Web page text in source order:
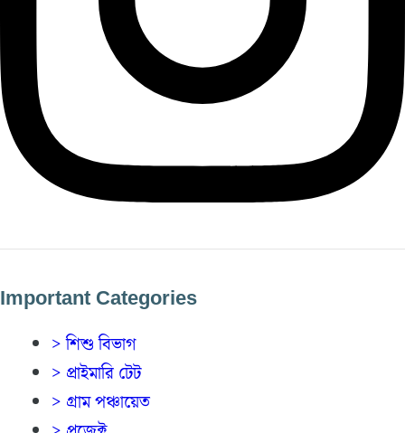
Important Categories
> শিশু বিভাগ
> প্রাইমারি টেট
> গ্রাম পঞ্চায়েত